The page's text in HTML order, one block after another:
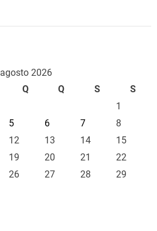
agosto 2026
Q Q S
S
1
5 6 7
8
12 13 14
15
19 20 21
22
26 27 28
29